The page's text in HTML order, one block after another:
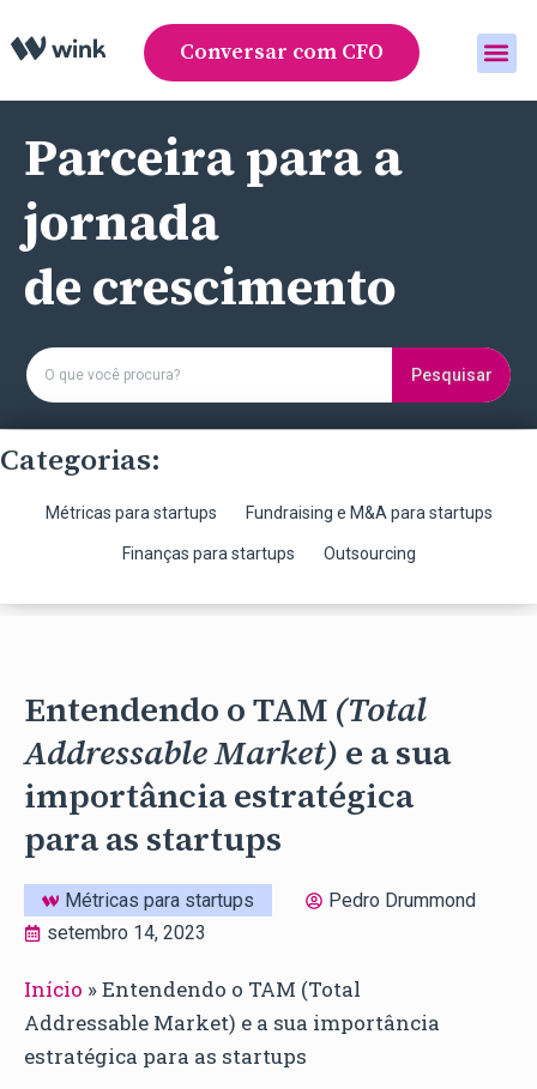
Conversar com CFO
Parceira para a
jornada
de crescimento
Pesquisar
Categorias:
Métricas para startups Fundraising e M&A para startups
Finanças para startups Outsourcing
Entendendo o TAM (Total
Addressable Market) e a sua
importância estratégica
para as startups
Métricas para startups
Pedro Drummond
setembro 14, 2023
Início »Entendendo o TAM (Total
Addressable Market) e a sua importância
estratégica para as startups